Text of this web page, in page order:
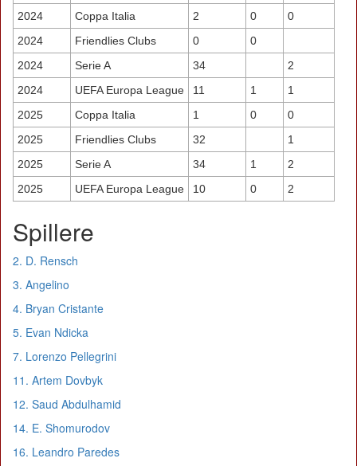
2024
Coppa Italia 2 0
0
2024
Friendlies Clubs 0
0
2024
Serie A 34
2
2024
UEFA Europa League 11 1
1
2025
Coppa Italia 1 0
0
2025
Friendlies Clubs 32
1
2025
Serie A 34 1
2
2025
UEFA Europa League 10 0 2
Spillere
2. D. Rensch
3. Angelino
4. Bryan Cristante
5. Evan Ndicka
7. Lorenzo Pellegrini
11. Artem Dovbyk
12. Saud Abdulhamid
14. E. Shomurodov
16. Leandro Paredes